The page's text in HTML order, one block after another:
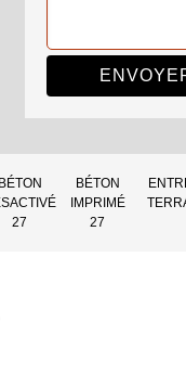
BÉTON
27
BÉTON
IMPRIMÉ
27